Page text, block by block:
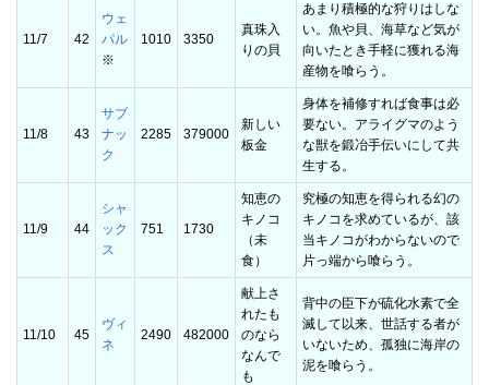
11/7 42
ウェ
パル
※
1010 3350
真珠入
りの貝
あまり積極的な狩りはしな
い。魚や貝、海草など気が
向いたとき手軽に獲れる海
産物を喰らう。
11/8 43
サブ
ナッ
ク
2285 379000
新しい
板金
身体を補修すれば食事は必
要ない。アライグマのよう
な獣を鍛冶手伝いにして共
生する。
11/9 44
シャ
ック
ス
751 1730
知恵の
キノコ
（未
食）
究極の知恵を得られる幻の
キノコを求めているが、該
当キノコがわからないので
片っ端から喰らう。
11/10 45
ヴィ
ネ
2490 482000
献上さ
れたも
のなら
なんで
も
背中の臣下が硫化水素で全
滅して以来、世話する者が
いないため、孤独に海岸の
泥を喰らう。